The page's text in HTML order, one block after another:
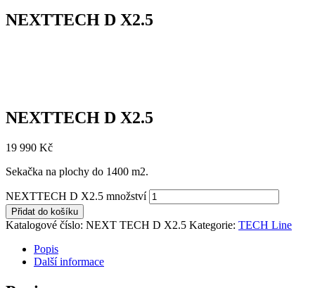
NEXTTECH D X2.5
NEXTTECH D X2.5
19 990 Kč
Sekačka na plochy do 1400 m2.
NEXTTECH D X2.5 množství
Přidat do košíku
Katalogové číslo: NEXT TECH D X2.5 Kategorie: TECH Line
Popis
Další informace